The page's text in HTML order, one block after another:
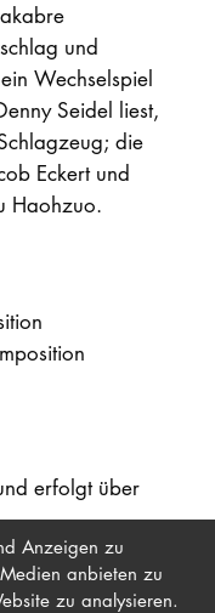
und
Wechselspiel
Seidel liest,
die
Eckert und
Haohzuo.
erfolgt über
Anzeigen zu
anbieten zu
zu analysieren.